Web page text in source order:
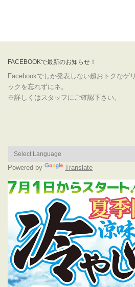
FACEBOOKで最新のお知らせ！
Facebookでしか発表しない超おトクなゲ
ックを忘れずにネ。
※詳しくはスタッフにご確認下さい。
Powered by Translate